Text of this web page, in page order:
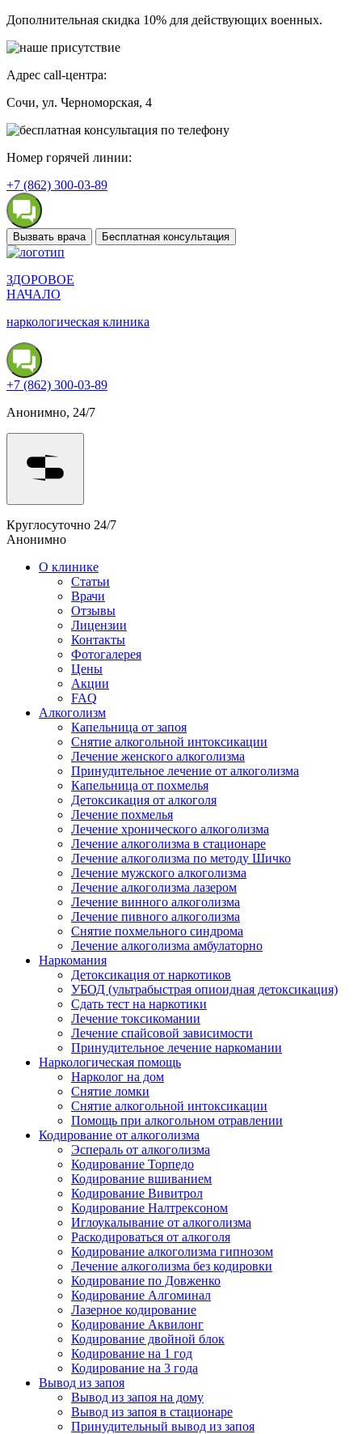
Дополнительная скидка 10% для действующих военных.
Адрес call-центра:
Сочи, ул. Черноморская, 4
Номер горячей линии:
+7 (862) 300-03-89
Вызвать врача Бесплатная консультация
ЗДОРОВОЕ
НАЧАЛО
наркологическая клиника
+7 (862) 300-03-89
Анонимно, 24/7
Круглосуточно 24/7
Анонимно
О клинике
Статьи
Врачи
Отзывы
Лицензии
Контакты
Фотогалерея
Цены
Акции
FAQ
Алкоголизм
Капельница от запоя
Снятие алкогольной интоксикации
Лечение женского алкоголизма
Принудительное лечение от алкоголизма
Капельница от похмелья
Детоксикация от алкоголя
Лечение похмелья
Лечение хронического алкоголизма
Лечение алкоголизма в стационаре
Лечение алкоголизма по методу Шичко
Лечение мужского алкоголизма
Лечение алкоголизма лазером
Лечение винного алкоголизма
Лечение пивного алкоголизма
Снятие похмельного синдрома
Лечение алкоголизма амбулаторно
Наркомания
Детоксикация от наркотиков
УБОД (ультрабыстрая опиоидная детоксикация)
Сдать тест на наркотики
Лечение токсикомании
Лечение спайсовой зависимости
Принудительное лечение наркомании
Наркологическая помощь
Нарколог на дом
Снятие ломки
Снятие алкогольной интоксикации
Помощь при алкогольном отравлении
Кодирование от алкоголизма
Эспераль от алкоголизма
Кодирование Торпедо
Кодирование вшиванием
Кодирование Вивитрол
Кодирование Налтрексоном
Иглоукалывание от алкоголизма
Раскодироваться от алкоголя
Кодирование алкоголизма гипнозом
Лечение алкоголизма без кодировки
Кодирование по Довженко
Кодирование Алгоминал
Лазерное кодирование
Кодирование Аквилонг
Кодирование двойной блок
Кодирование на 1 год
Кодирование на 3 года
Вывод из запоя
Вывод из запоя на дому
Вывод из запоя в стационаре
Принудительный вывод из запоя